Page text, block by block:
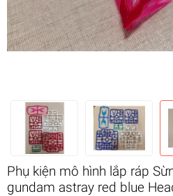
Phụ kiện mô hình lắp ráp
gundam astray red blue